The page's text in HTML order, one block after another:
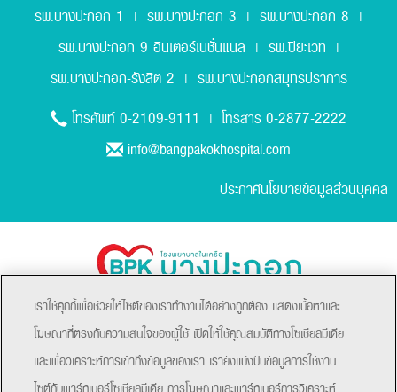
รพ.บางปะกอก 1 | รพ.บางปะกอก 3 | รพ.บางปะกอก 8 |
รพ.บางปะกอก 9 อินเตอร์เนชั่นแนล | รพ.ปิยะเวท |
รพ.บางปะกอก-รังสิต 2 | รพ.บางปะกอกสมุทรปราการ
โทรศัพท์0-2109-9111 | โทรสาร0-2877-2222
info@bangpakokhospital.com
ประกาศนโยบายข้อมูลส่วนบุคคล
เราใช้คุกกี้เพื่อช่วยให้ไซต์ของเราทำงานได้อย่างถูกต้อง แสดงเนื้อหาและ
โฆษณาที่ตรงกับความสนใจของผู้ใช้ เปิดให้ใช้คุณสมบัติทางโซเชียลมีเดีย
และเพื่อวิเคราะห์การเข้าถึงข้อมูลของเรา เรายังแบ่งปันข้อมูลการใช้งาน